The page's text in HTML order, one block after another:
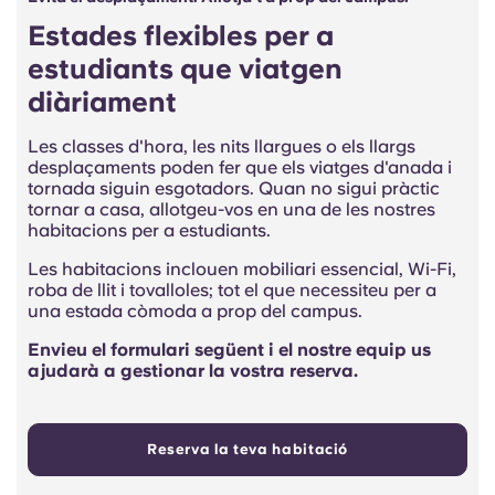
Estades flexibles per a
estudiants que viatgen
diàriament
Les classes d'hora, les nits llargues o els llargs
desplaçaments poden fer que els viatges d'anada i
tornada siguin esgotadors. Quan no sigui pràctic
tornar a casa, allotgeu-vos en una de les nostres
habitacions per a estudiants.
Les habitacions inclouen mobiliari essencial, Wi-Fi,
roba de llit i tovalloles; tot el que necessiteu per a
una estada còmoda a prop del campus.
Envieu el formulari següent i el nostre equip us
ajudarà a gestionar la vostra reserva.
Reserva la teva habitació